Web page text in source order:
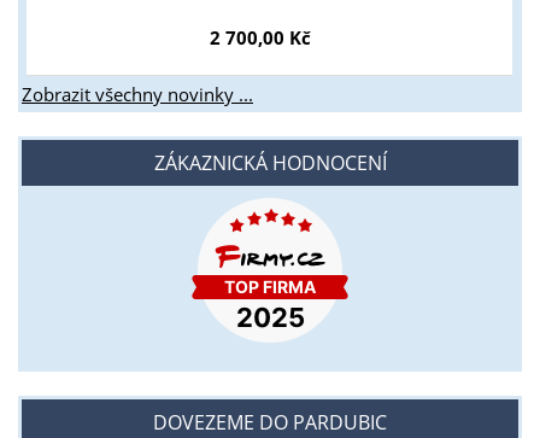
2 700,00 Kč
Zobrazit všechny novinky ...
ZÁKAZNICKÁ HODNOCENÍ
DOVEZEME DO PARDUBIC